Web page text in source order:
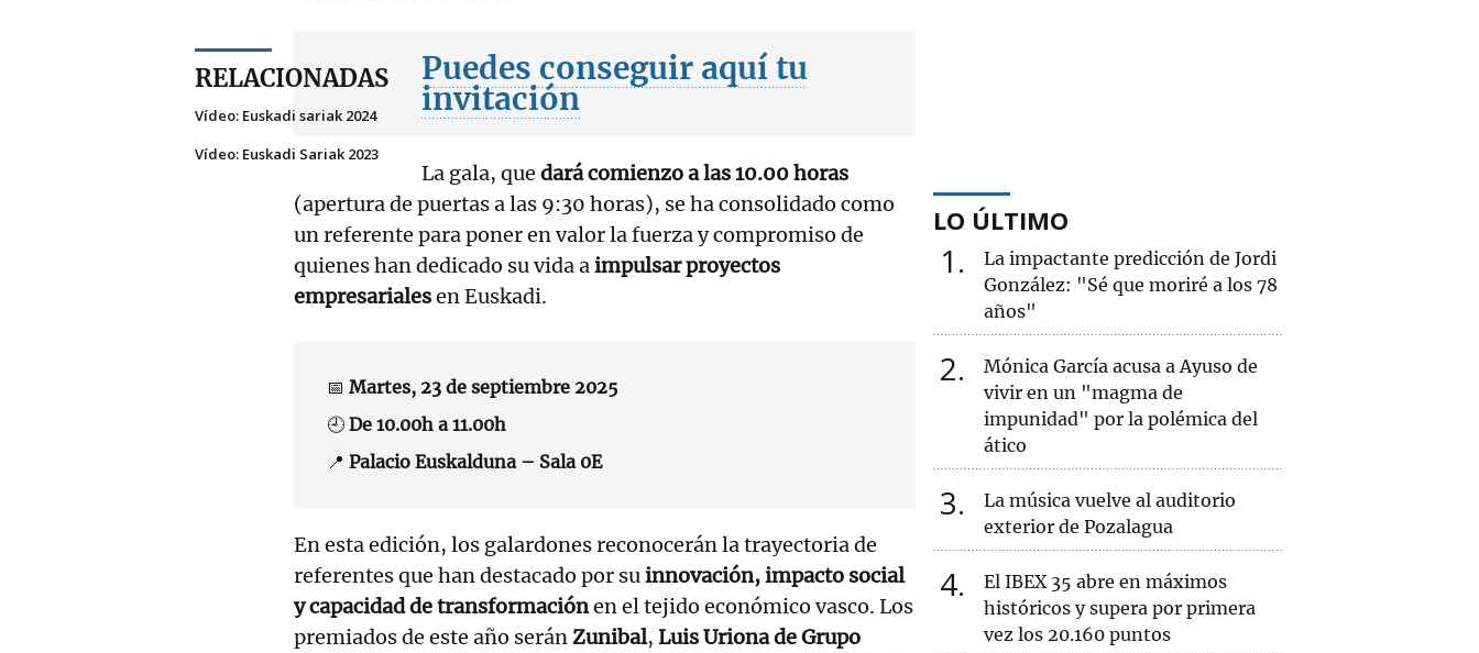
RELACIONADAS
Vídeo: Euskadi sariak 2024
Vídeo: Euskadi Sariak 2023
Puedes conseguir aquí tu
invitación
La gala, que dará comienzo a las10.00 horas
(apertura de puertas a las 9:30 horas), se ha consolidado como
un referente para poner en valor la fuerza y compromiso de
quienes han dedicado su vida aimpulsar proyectos
empresarialesen Euskadi.
📅 Martes, 23 de septiembre 2025
🕘 De 10.00h a 11.00h
📍 Palacio Euskalduna – Sala 0E
En esta edición, los galardones reconocerán la trayectoria de
referentes que han destacado por suinnovación, impacto social
y capacidad de transformaciónen el tejido económico vasco. Los
premiados de este año seránZunibal, Luis Uriona de Grupo
LO ÚLTIMO
1
La impactante predicción de Jordi
González: "Sé que moriré a los 78
años"
2
Mónica García acusa a Ayuso de
vivir en un "magma de
impunidad" por la polémica del
ático
3
La música vuelve al auditorio
exterior de Pozalagua
4
El IBEX 35 abre en máximos
históricos y supera por primera
vez los 20.160 puntos